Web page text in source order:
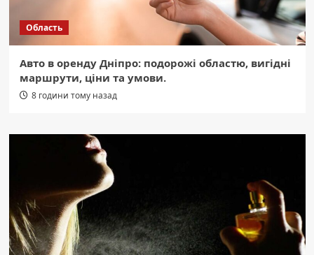
Область
Авто в оренду Дніпро: подорожі областю, вигідні
маршрути, ціни та умови.
8 години тому назад